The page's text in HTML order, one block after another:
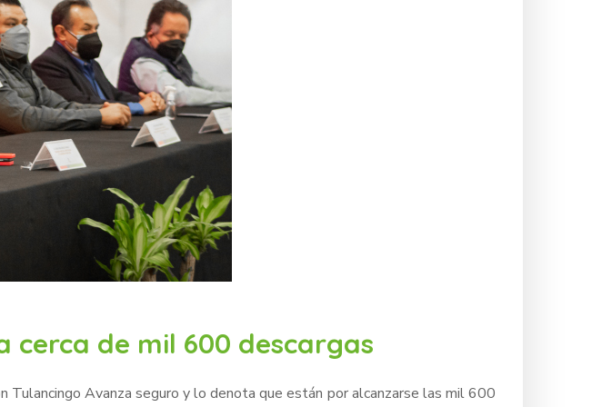
cerca de mil 600 descargas
Tulancingo Avanza seguro y lo denota que están por alcanzarse las mil 600